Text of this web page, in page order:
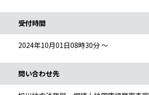
受付時間
2024年10月01日08時30分 ～
問い合わせ先